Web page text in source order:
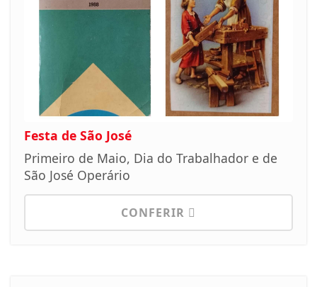
Festa de São José
Primeiro de Maio, Dia do Trabalhador e de
São José Operário
CONFERIR